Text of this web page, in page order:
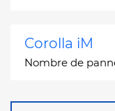
Corolla iM
Nombre de